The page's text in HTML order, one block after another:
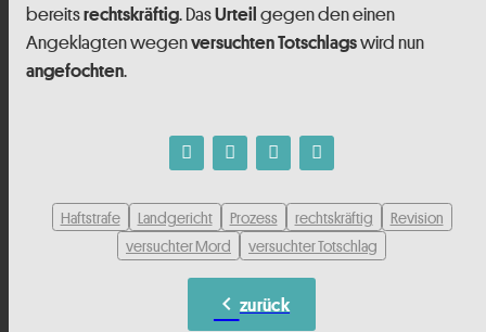
bereitsrechtskräftig. DasUrteil gegen den einen
Angeklagten wegenversuchten Totschlagswird nun
angefochten.
Haftstrafe Landgericht Prozess rechtskräftig
Revision
versuchter Mord
versuchter Totschlag
chevron_left zurück